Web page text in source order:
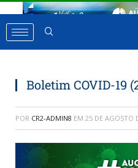
Boletim COVID-19
POR CR2-ADMIN8 EM 25 DE AGOSTO